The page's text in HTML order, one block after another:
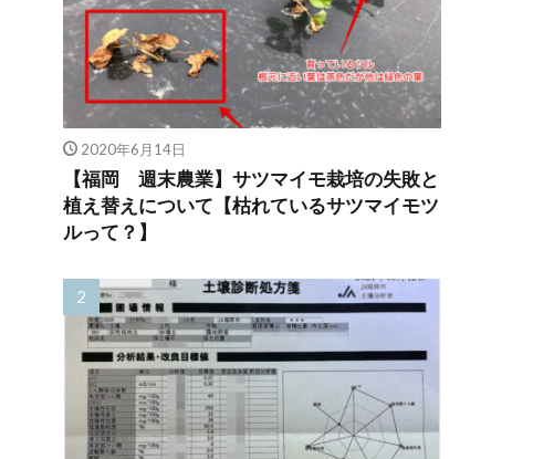
2020年6月14日
【福岡 週末農業】サツマイモ栽培の失敗と
植え替えについて【枯れているサツマイモツ
ルって？】